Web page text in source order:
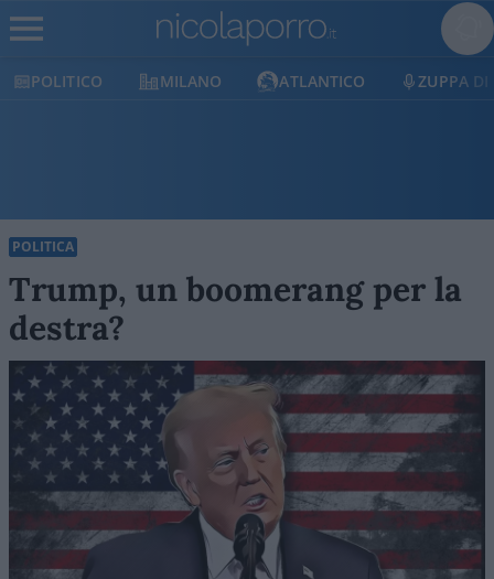
POLITICO MILANO ATLANTICO ZUPPA DI
POLITICA
Trump, un boomerang per la
destra?